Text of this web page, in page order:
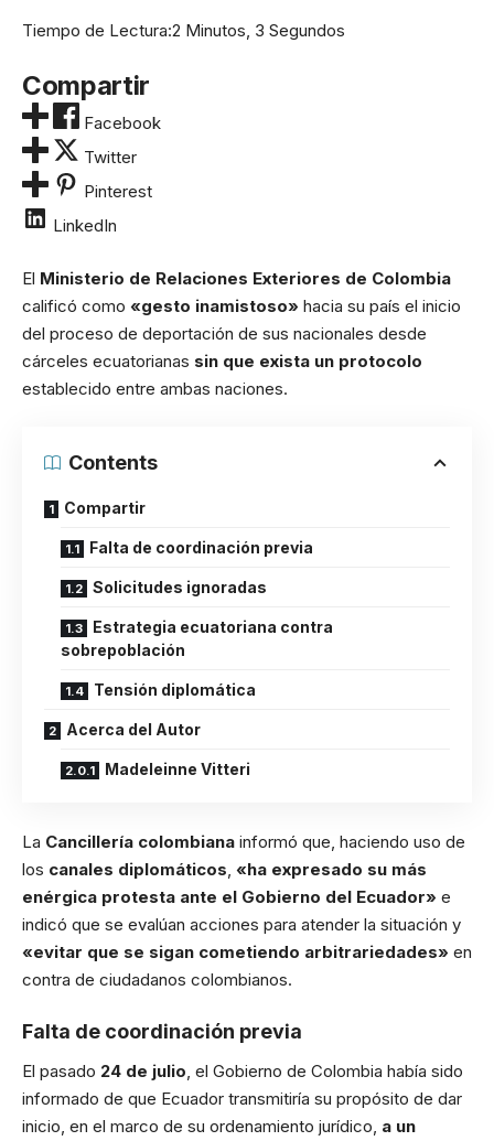
Tiempo de Lectura:2 Minutos, 3 Segundos
Compartir
Facebook
Twitter
Pinterest
LinkedIn
El Ministerio de Relaciones Exteriores de Colombia
calificó como «gesto inamistoso» hacia su país el inicio
del proceso de deportación de sus nacionales desde
cárceles ecuatorianas sin que exista un protocolo
establecido entre ambas naciones.
Contents
Compartir
Falta de coordinación previa
Solicitudes ignoradas
Estrategia ecuatoriana contra
sobrepoblación
Tensión diplomática
Acerca del Autor
Madeleinne Vitteri
La Cancillería colombiana informó que, haciendo uso de
los canales diplomáticos «ha expresado su más
enérgica protesta ante el Gobierno del Ecuador» e
indicó que se evalúan acciones para atender la situación y
«evitar que se sigan cometiendo arbitrariedades» en
contra de ciudadanos colombianos.
Falta de coordinación previa
El pasado 24 de julio , el Gobierno de Colombia había sido
informado de que Ecuador transmitiría su propósito de dar
inicio, en el marco de su ordenamiento jurídico, a un